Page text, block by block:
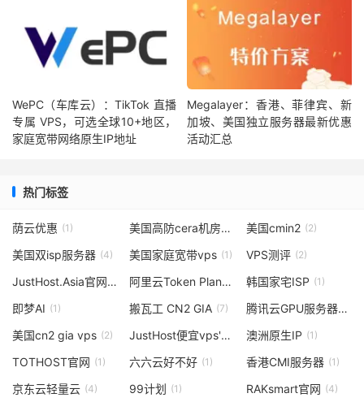
WePC（车库云）：TikTok 直播
专属 VPS，可选全球10+地区，
家庭宽带网络原生IP地址
Megalayer：香港、菲律宾、新
加坡、美国独立服务器最新优惠
活动汇总
热门标签
荫云优惠 (1) 美国高防cera机房 美国cmin2 (2)
美国双isp服务器 (4) 美国家庭宽带vps (1) VPS测评 (2)
JustHost.Asia官网 阿里云Token Plan 韩国家宅ISP (1)
即梦AI (1) 搬瓦工 CN2 GIA (7) 腾讯云GPU服务器
美国cn2 gia vps (2) JustHost便宜vps' 澳洲原生IP (1)
TOTHOST官网 (1) 六六云好不好 (1) 香港CMI服务器 (1)
京东云轻量云 (4) 99计划 (1) RAKsmart官网 (4)